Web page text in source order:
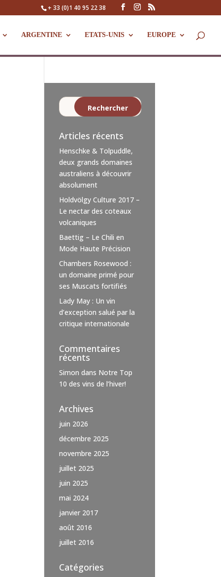
+ 33 (0)1 40 95 22 38
ARGENTINE ETATS-UNIS EUROPE
Articles récents
Henschke & Tolpuddle,
deux grands domaines
australiens à découvrir
absolument
Holdvölgy Culture 2017 –
Le nectar des coteaux
volcaniques
Baettig – Le Chili en
Mode Haute Précision
Chambers Rosewood :
un domaine primé pour
ses Muscats fortifiés
Lady May : Un vin
d’exception salué par la
critique internationale
Commentaires
récents
Simon dans Notre Top
10 des vins de l’hiver!
Archives
juin 2026
décembre 2025
novembre 2025
juillet 2025
juin 2025
mai 2024
janvier 2017
août 2016
juillet 2016
Catégories